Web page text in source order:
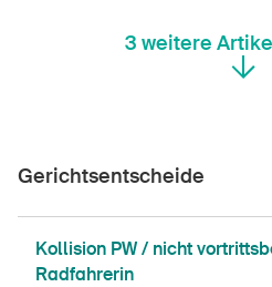
3 weitere
Gerichtsentscheide
Kollision PW / nicht
Radfahrerin